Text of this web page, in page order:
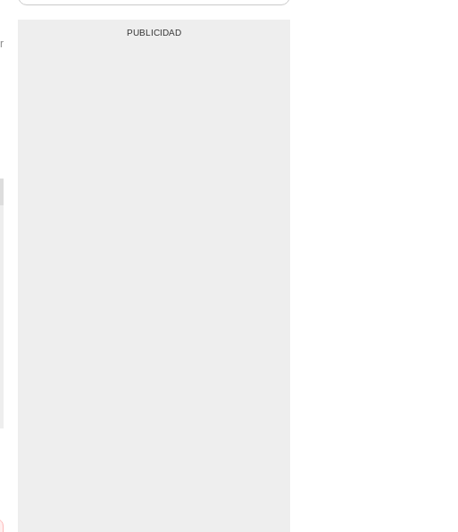
historia: sigue bajo monitoreo